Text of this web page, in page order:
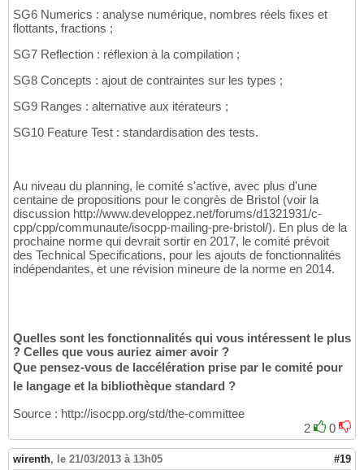
SG6 Numerics : analyse numérique, nombres réels fixes et
flottants, fractions ;
SG7 Reflection : réflexion à la compilation ;
SG8 Concepts : ajout de contraintes sur les types ;
SG9 Ranges : alternative aux itérateurs ;
SG10 Feature Test : standardisation des tests.
Au niveau du planning, le comité s'active, avec plus d'une
centaine de propositions pour le congrès de Bristol (voir la
discussion http://www.developpez.net/forums/d1321931/c-
cpp/cpp/communaute/isocpp-mailing-pre-bristol/). En plus de la
prochaine norme qui devrait sortir en 2017, le comité prévoit
des Technical Specifications, pour les ajouts de fonctionnalités
indépendantes, et une révision mineure de la norme en 2014.
Quelles sont les fonctionnalités qui vous intéressent le plus
? Celles que vous auriez aimer avoir ?
Que pensez-vous de laccélération prise par le comité pour
le langage et la bibliothèque standard ?
Source : http://isocpp.org/std/the-committee
2
0
wirenth, le 21/03/2013 à 13h05 #19